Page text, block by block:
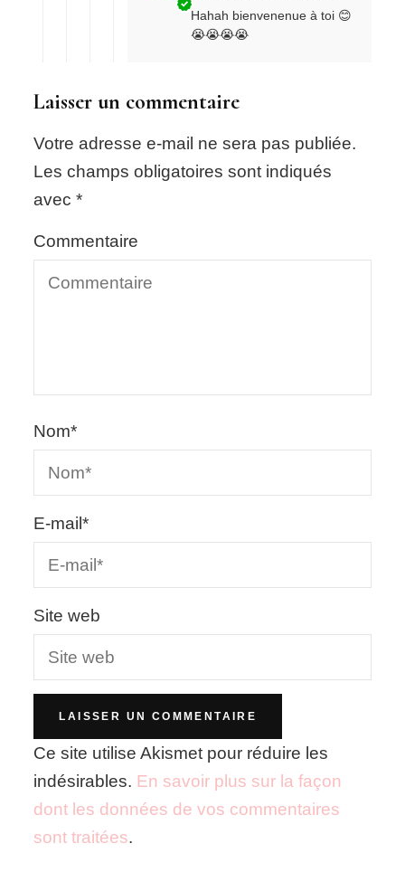
Hahah bienvenenue à toi 😊
😭😭😭😭
Laisser un commentaire
Votre adresse e-mail ne sera pas publiée.
Les champs obligatoires sont indiqués
avec*
Commentaire
Nom*
E-mail*
Site web
Ce site utilise Akismet pour réduire les
indésirables. En savoir plus sur la façon
dont les données de vos commentaires
sont traitées.